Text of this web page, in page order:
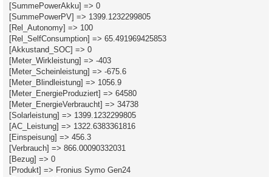
[SummePowerAkku] => 0
[SummePowerPV] => 1399.1232299805
[Rel_Autonomy] => 100
[Rel_SelfConsumption] => 65.491969425853
[Akkustand_SOC] => 0
[Meter_Wirkleistung] => -403
[Meter_Scheinleistung] => -675.6
[Meter_Blindleistung] => 1056.9
[Meter_EnergieProduziert] => 64580
[Meter_EnergieVerbraucht] => 34738
[Solarleistung] => 1399.1232299805
[AC_Leistung] => 1322.6383361816
[Einspeisung] => 456.3
[Verbrauch] => 866.00090332031
[Bezug] => 0
[Produkt] => Fronius Symo Gen24